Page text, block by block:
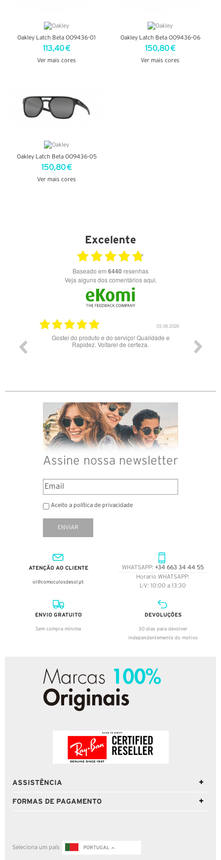
Oakley Latch Beta OO9436-01
113,40 €
Ver mais cores
Oakley Latch Beta OO9436-06
150,80 €
Ver mais cores
Oakley Latch Beta OO9436-05
150,80 €
Ver mais cores
Excelente
Baseado em 6440 resenhas
Veja alguns dos comentários aqui.
03.08.2026
e do serviço! Qualidade e
Voltarei de certeza.
Bons óculos.
Assine nossa newsletter
Aceito a política de privacidade
ENVIAR
ATENÇÃO AO CLIENTE
oi@comoculosdesol.pt
WHATSAPP: +34 663 34 44 55
Horario WHATSAPP:
L-V: 10:00 a 13:30
ENVIO GRATUITO
Sem compra mínima
DEVOLUÇÕES
30 dias para devolver
independentemente do motivo
ASSISTÊNCIA
FORMAS DE PAGAMENTO
Seleciona um país PORTUGAL